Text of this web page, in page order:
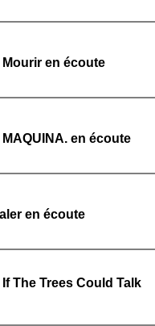
en écoute
en écoute
en écoute
The Trees Could Talk